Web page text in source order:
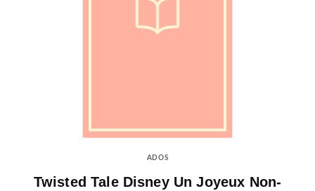
ADOS
Twisted Tale Disney Un Joyeux Non-